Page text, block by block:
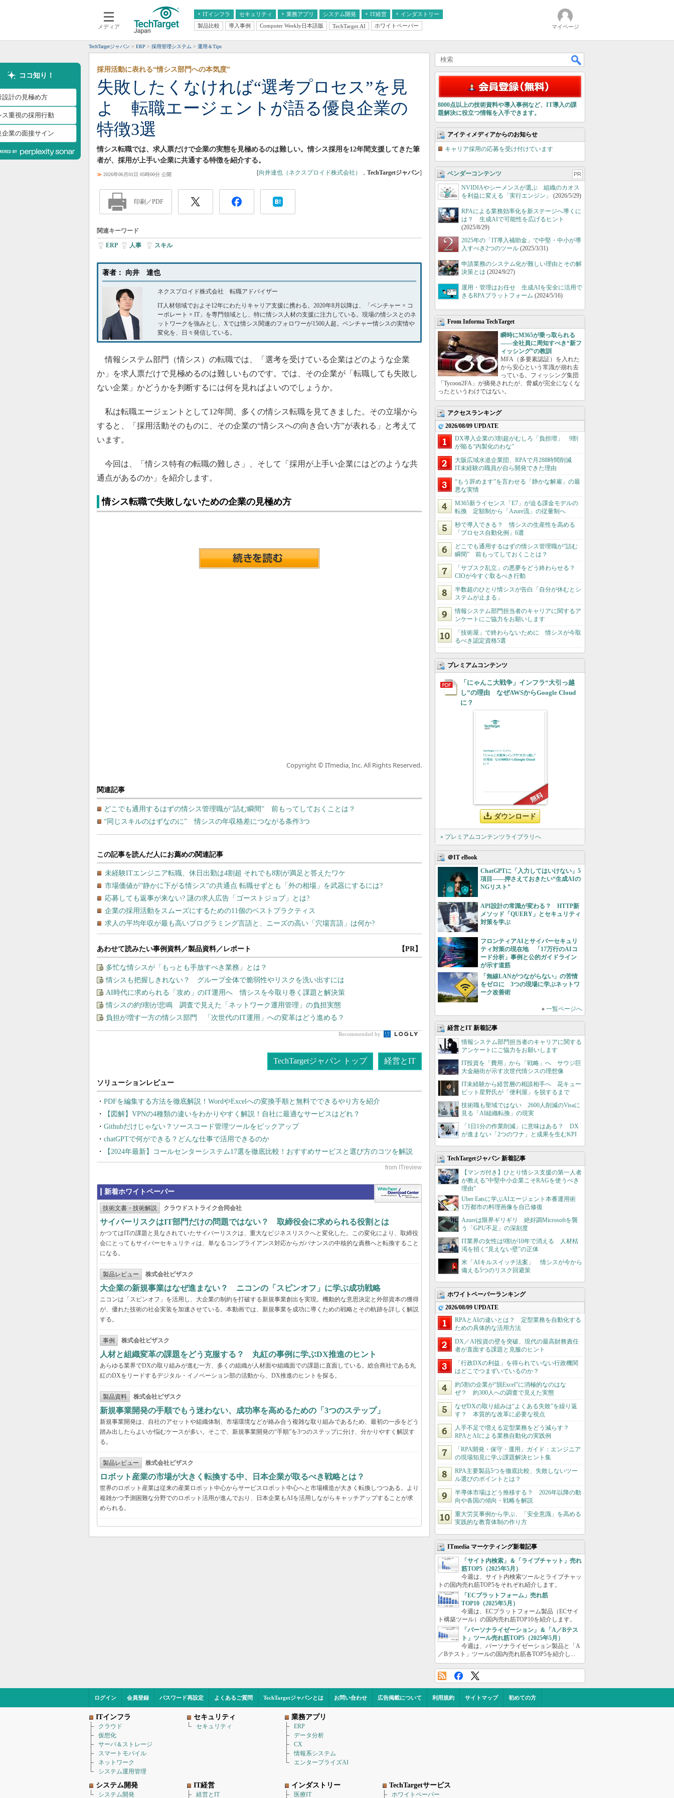
メディア
ITインフラ
クラウド
スマートモバイル
ネットワーク
システム運用管理
セキュリティ 業務アプリ
エンタープライズAI
ERP
CX
情報系システム
システム開発 IT経営
経営とIT
インダストリー
医療IT
製品比較 導入事例 Computer Weekly日本語版 TechTarget.AI ホワイトペーパー マイページ
TechTargetジャパン ERP 採用管理システム 運用＆Tips
ココ知り！
設計の見極め方
ス重視の採用行動
企業の面接サイン
失敗したくなければ“選考プロセス”を見
よ 転職エージェントが語る優良企業の
特徴3選
採用活動に表れる“情シス部門への本気度”
情シス転職では、求人票だけで企業の実態を見極めるのは難しい。情シス採用を12年間支援してきた筆
者が、採用が上手い企業に共通する特徴を紹介する。
≫ 2026年06月01日 05時00分 公開 [向井達也（ネクスプロイド株式会社） ， TechTargetジャパン]
印刷／PDF
関連キーワード
ERP 人事 スキル
著者： 向井 達也
ネクスプロイド株式会社 転職アドバイザー
IT人材領域でおよそ12年にわたりキャリア支援に携わる。2020年8月以降は、「ベンチャー × コ
ーポレート × IT」を専門領域とし、特に情シス人材の支援に注力している。現場の情シスとのネ
ットワークを強みとし、Xでは情シス関連のフォロワーが1500人超。ベンチャー情シスの実情や
変化を、日々発信している。
情報システム部門（情シス）の転職では、「選考を受けている企業はどのような企業
か」を求人票だけで見極めるのは難しいものです。では、その企業が「転職しても失敗し
ない企業」かどうかを判断するには何を見ればよいのでしょうか。
私は転職エージェントとして12年間、多くの情シス転職を見てきました。その立場から
すると、「採用活動そのものに、その企業の“情シスへの向き合い方”が表れる」と考えて
います。
今回は、「情シス特有の転職の難しさ」、そして「採用が上手い企業にはどのような共
通点があるのか」を紹介します。
情シス転職で失敗しないための企業の見極め方
Copyright © ITmedia, Inc. All Rights Reserved.
関連記事
どこでも通用するはずの情シス管理職が“詰む瞬間” 前もってしておくことは？
“同じスキルのはずなのに” 情シスの年収格差につながる条件3つ
あわせて読みたい事例資料／製品資料／レポート 【PR】
多忙な情シスが「もっとも手放すべき業務」とは？
情シスも把握しきれない？ グループ全体で脆弱性やリスクを洗い出すには
AI時代に求められる「攻め」のIT運用へ 情シスを今取り巻く課題と解決策
情シスの約9割が悲鳴 調査で見えた「ネットワーク運用管理」の負担実態
負担が増す一方の情シス部門 「次世代のIT運用」への変革はどう進める？
Recommended by
TechTargetジャパン トップ 経営とIT
PDFを編集する方法を徹底解説！WordやExcelへの変換手順と無料でできるやり方を紹介
【図解】VPNの4種類の違いをわかりやすく解説！自社に最適なサービスはどれ？
Githubだけじゃない？ソースコード管理ツールをピックアップ
chatGPTで何ができる？どんな仕事で活用できるのか
【2024年最新】コールセンターシステム17選を徹底比較！おすすめサービスと選び方のコツを解説
新着ホワイトペーパー
技術文書・技術解説 クラウドストライク合同会社
サイバーリスクはIT部門だけの問題ではない？ 取締役会に求められる役割とは
かつてはITの課題と見なされていたサイバーリスクは、重大なビジネスリスクへと変化した。この変化により、取締役
会にとってもサイバーセキュリティは、単なるコンプライアンス対応からガバナンスの中核的な責務へと転換すること
になる。
製品レビュー 株式会社ビザスク
大企業の新規事業はなぜ進まない？ ニコンの「スピンオフ」に学ぶ成功戦略
ニコンは「スピンオフ」を活用し、大企業の制約を打破する新規事業創出を実現。機動的な意思決定と外部資本の獲得
が、優れた技術の社会実装を加速させている。本動画では、新規事業を成功に導くための戦略とその軌跡を詳しく解説
する。
事例 株式会社ビザスク
人材と組織変革の課題をどう克服する？ 丸紅の事例に学ぶDX推進のヒント
あらゆる業界でDXの取り組みが進む一方、多くの組織が人材面や組織面での課題に直面している。総合商社である丸
紅のDXをリードするデジタル・イノベーション部の活動から、DX推進のヒントを探る。
製品資料 株式会社ビザスク
新規事業開発の手順でもう迷わない、成功率を高めるための「3つのステップ」
新規事業開発は、自社のアセットや組織体制、市場環境などが絡み合う複雑な取り組みであるため、最初の一歩をどう
踏み出したらよいか悩むケースが多い。そこで、新規事業開発の“手順”を3つのステップに分け、分かりやすく解説す
る。
製品レビュー 株式会社ビザスク
ロボット産業の市場が大きく転換する中、日本企業が取るべき戦略とは？
世界のロボット産業は従来の産業ロボット中心からサービスロボット中心へと市場構造が大きく転換しつつある。より
複雑かつ予測困難な分野でのロボット活用が進んでおり、日本企業もAIを活用しながらキャッチアップすることが求
められる。
8000点以上の技術資料や導入事例など、IT導入の課
題解決に役立つ情報を入手できます。
アイティメディアからのお知らせ
キャリア採用の応募を受け付けています
ベンダーコンテンツ PR
NVIDIAやシーメンスが選ぶ 組織のカオス
を利益に変える「実行エンジン」
(2026/5/29)
RPAによる業務効率化を新ステージへ導くに
は？ 生成AIで可能性を広げるヒント
(2025/8/29)
2025年の「IT導入補助金」で中堅・中小が導
入すべき2つのツール (2025/3/31)
申請業務のシステム化が難しい理由とその解
決策とは (2024/9/27)
運用・管理はお任せ 生成AIを安全に活用で
きるRPAプラットフォーム (2024/5/16)
From Informa TechTarget
瞬時にM365が乗っ取られる
――全社員に周知すべき“新フ
ィッシング”の教訓
MFA（多要素認証）を入れた
から安心という常識が崩れ去
っている。フィッシング集団
「Tycoon2FA」が摘発されたが、脅威が完全になくな
ったというわけではない。
アクセスランキング
2026/08/09 UPDATE
DX導入企業の3割超がむしろ「負担増」 9割
が陥る“内製化のわな”
大阪広域水道企業団、RPAで月288時間削減
IT未経験の職員が自ら開発できた理由
“もう辞めます”を言わせる「静かな解雇」の最
悪な実情
M365新ライセンス「E7」が迫る課金モデルの
転換 定額制から「Azure流」の従量制へ
秒で導入できる？ 情シスの生産性を高める
「プロセス自動化例」6選
どこでも通用するはずの情シス管理職が“詰む
瞬間” 前もってしておくことは？
「サブスク乱立」の悪夢をどう終わらせる？
CIOが今すぐ取るべき行動
半数超のひとり情シスが告白「自分が休むとシ
ステムが止まる」
情報システム部門担当者のキャリアに関するア
ンケートにご協力をお願いします
「技術屋」で終わらないために 情シスが今取
るべき認定資格5選
プレミアムコンテンツ
「にゃんこ大戦争」インフラ“大引っ越
し”の理由 なぜAWSからGoogle Cloud
に？
ダウンロード
» プレミアムコンテンツライブラリへ
＠IT eBook
ChatGPTに「入力してはいけない」5
項目――押さえておきたい“生成AIの
NGリスト”
API設計の常識が変わる？ HTTP新
メソッド「QUERY」とセキュリティ
対策を学ぶ
フロンティアAIとサイバーセキュリ
ティ対策の現在地 「17万行のAIコ
ード分析」事例と公的ガイドライン
が示す道筋
「無線LANがつながらない」の苦情
をゼロに 3つの現場に学ぶネットワ
ーク改善術
» 一覧ページへ
経営とIT 新着記事
情報システム部門担当者のキャリアに関する
アンケートにご協力をお願いします
IT投資を「費用」から「戦略」へ サウジ巨
大金融街が示す次世代情シスの理想像
IT未経験から経営層の相談相手へ 花キュー
ピット星野氏が「便利屋」を脱するまで
技術職も聖域ではない 2600人削減のVisaに
見る「AI組織転換」の現実
「1日1分の作業削減」に意味はある？ DX
が進まない「2つのワナ」と成果を生むKPI
TechTargetジャパン 新着記事
【マンガ付き】ひとり情シス支援の第一人者
が教える”中堅中小企業こそRAGを使うべき
理由”
Uber Eatsに学ぶAIエージェント本番運用術
1万都市の料理画像を自己修復
Azureは限界ギリギリ 絶好調Microsoftを襲
う「GPU不足」の深刻度
IT業界の女性は9割が10年で消える 人材枯
渇を招く“見えない壁”の正体
米「AIキルスイッチ法案」 情シスが今から
備える5つのリスク回避策
ホワイトペーパーランキング
2026/08/09 UPDATE
RPAとAIの違いとは？ 定型業務を自動化する
ための具体的な活用方法
DX／AI投資の壁を突破、現代の最高財務責任
者が直面する課題と克服のヒント
「行政DXの利益」を得られていない行政機関
はどこでつまずいているのか？
約5割の企業が“脱Excel”に消極的なのはな
ぜ？ 約300人への調査で見えた実態
なぜDXの取り組みは“よくある失敗”を繰り返
す？ 本質的な改革に必要な視点
人手不足で増える定型業務をどう減らす？
RPAとAIによる業務自動化の実践例
「RPA開発・保守・運用」ガイド：エンジニア
の現場知見に学ぶ課題解決ヒント集
RPA主要製品5つを徹底比較、失敗しないツー
ル選びのポイントとは？
半導体市場はどう推移する？ 2026年以降の動
向や各国の傾向・戦略を解説
重大労災事例から学ぶ、「安全意識」を高める
実践的な教育体制の作り方
ITmedia マーケティング新着記事
「サイト内検索」＆「ライブチャット」売れ
筋TOP5（2025年5月）
今週は、サイト内検索ツールとライブチャッ
トの国内売れ筋TOP5をそれぞれ紹介します。
「ECプラットフォーム」売れ筋
TOP10（2025年5月）
今週は、ECプラットフォーム製品（ECサイ
ト構築ツール）の国内売れ筋TOP10を紹介します。
「パーソナライゼーション」＆「A／Bテス
ト」ツール売れ筋TOP5（2025年5月）
今週は、パーソナライゼーション製品と「A
／Bテスト」ツールの国内売れ筋各TOP5を紹介し...
ログイン 会員登録 パスワード再設定 よくあるご質問 TechTargetジャパンとは お問い合わせ 広告掲載について 利用規約 サイトマップ 初めての方
ITインフラ
クラウド
仮想化
サーバ＆ストレージ
スマートモバイル
ネットワーク
システム運用管理
セキュリティ
セキュリティ
業務アプリ
ERP
データ分析
CX
情報系システム
エンタープライズAI
システム開発
システム開発
IT経営
経営とIT
インダストリー
医療IT
TechTargetサービス
ホワイトペーパー